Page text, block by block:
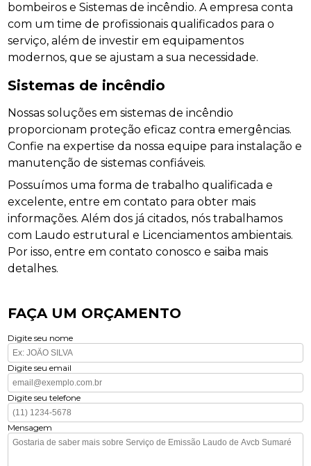
bombeiros e Sistemas de incêndio. A empresa conta
com um time de profissionais qualificados para o
serviço, além de investir em equipamentos
modernos, que se ajustam a sua necessidade.
Sistemas de incêndio
Nossas soluções em sistemas de incêndio
proporcionam proteção eficaz contra emergências.
Confie na expertise da nossa equipe para instalação e
manutenção de sistemas confiáveis.
Possuímos uma forma de trabalho qualificada e
excelente, entre em contato para obter mais
informações. Além dos já citados, nós trabalhamos
com Laudo estrutural e Licenciamentos ambientais.
Por isso, entre em contato conosco e saiba mais
detalhes.
FAÇA UM ORÇAMENTO
Digite seu nome
Digite seu email
Digite seu telefone
Mensagem